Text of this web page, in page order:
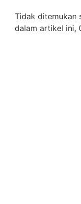
Tidak ditemukan
dalam artikel ini,